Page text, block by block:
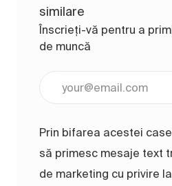
similare
Înscrieți-vă pentru a
de muncă
Prin bifarea acestei
să primesc mesaje text
de marketing cu privire